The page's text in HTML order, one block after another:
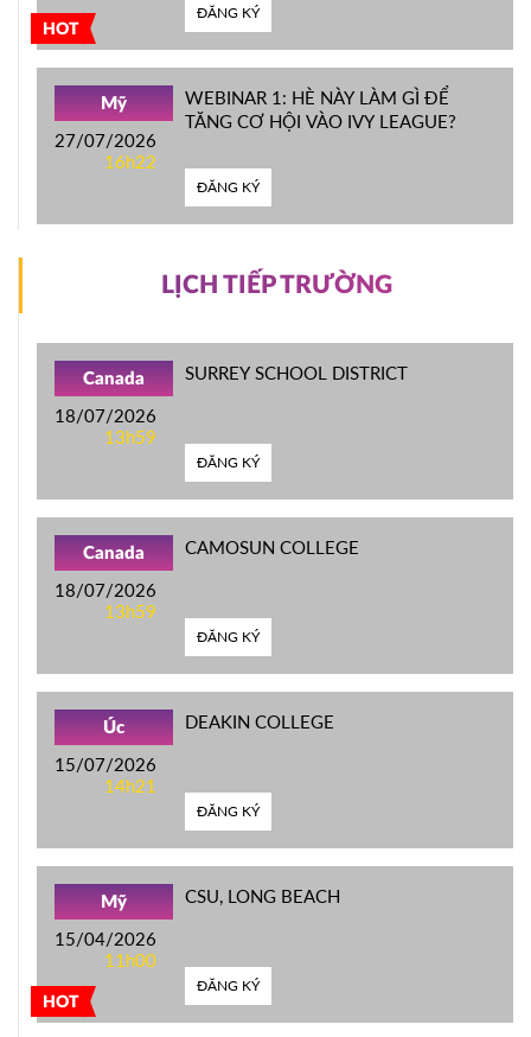
HOT
ĐĂNG KÝ
Mỹ
27/07/2026
16h22
WEBINAR 1: HÈ NÀY LÀM GÌ ĐỂ
TĂNG CƠ HỘI VÀO IVY LEAGUE?
ĐĂNG KÝ
LỊCH TIẾP TRƯỜNG
Canada
18/07/2026
13h59
SURREY SCHOOL DISTRICT
ĐĂNG KÝ
Canada
18/07/2026
13h59
CAMOSUN COLLEGE
ĐĂNG KÝ
Úc
15/07/2026
14h21
DEAKIN COLLEGE
ĐĂNG KÝ
HOT
Mỹ
15/04/2026
11h00
CSU, LONG BEACH
ĐĂNG KÝ